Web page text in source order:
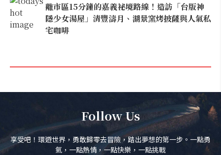
離市區15分鐘的嘉義祕境路線！造訪「台版神
隱少女湯屋」清豐濤月、湖景窯烤披薩與人氣私
宅咖啡
Follow Us
享受吧！環遊世界，勇敢歸零去冒險，踏出夢想的第一步。一點勇
氣，一點熱情，一點快樂，一點挑戰